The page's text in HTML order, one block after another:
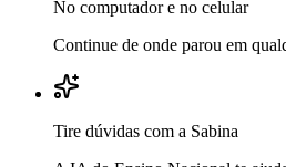
No computador e no celular
Continue de onde parou em
Tire dúvidas com a Sabina